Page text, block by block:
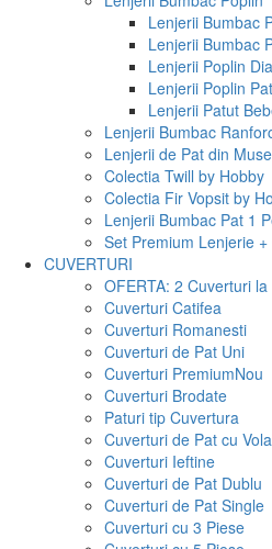
Lenjerii Bumbac
Lenjerii Bumbac
Lenjerii Poplin
Lenjerii Poplin
Lenjerii Patut
Lenjerii Bumbac
Lenjerii de Pat din
Colectia Twill by Hobby
Colectia Fir Vopsit by
Lenjerii Bumbac Pat 1
Set Premium Lenjerie
CUVERTURI
OFERTA: 2 Cuverturi
Cuverturi Catifea
Cuverturi Romanesti
Cuverturi de Pat Uni
Cuverturi PremiumNou
Cuverturi Brodate
Paturi tip Cuvertura
Cuverturi de Pat cu
Cuverturi Ieftine
Cuverturi de Pat Dublu
Cuverturi de Pat Single
Cuverturi cu 3 Piese